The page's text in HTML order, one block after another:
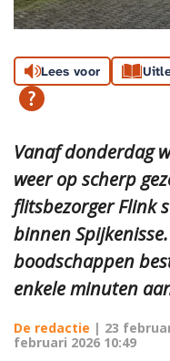
Lees voor
Vanaf donderdag
weer op scherp
flitsbezorger Flink
binnen
boodschappen
enkele minuten
De redactie | 23
februari 2026 10:49